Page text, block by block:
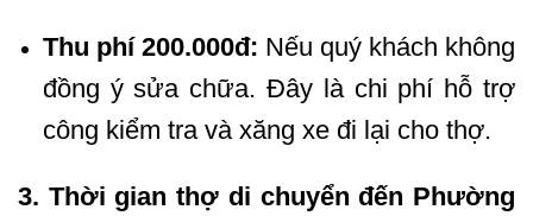
Thu phí 200.000đ: Nếu quý khách không
đồng ý sửa chữa. Đây là chi phí hỗ trợ
công kiểm tra và xăng xe đi lại cho thợ.
3. Thời gian thợ di chuyển đến Phường